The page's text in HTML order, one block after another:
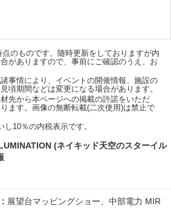
のものです。随時更新をしておりますが内
がありますので、事前にご確認のうえ、お
事情により、イベントの開催情報、施設の
頃期間などは変更になる場合があります。
先から本ページへの掲載の許諾をいただ
ます。画像の無断転載(二次使用)は禁止で
10％の内税表示です。
(ネイキッド天空のスターイル
展望台マッピングショー、中部電力 MIR